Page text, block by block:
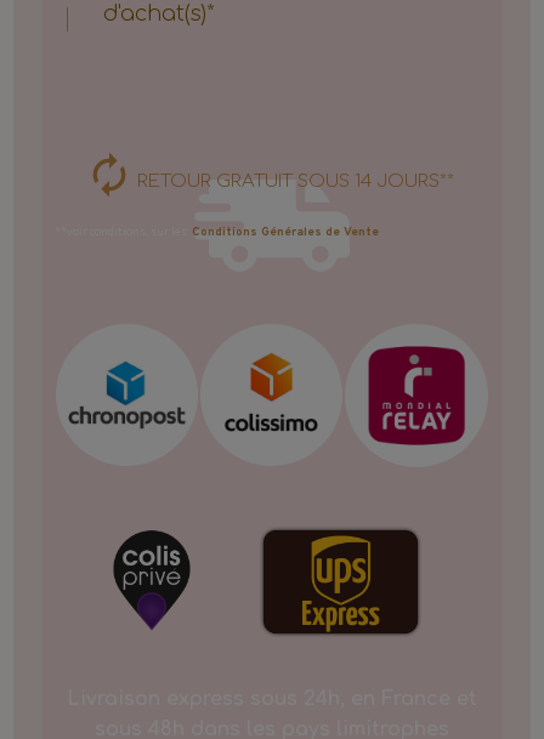
d'achat(s)*
RETOUR GRATUIT SOUS 14 JOURS**
Conditions Générales de Vente